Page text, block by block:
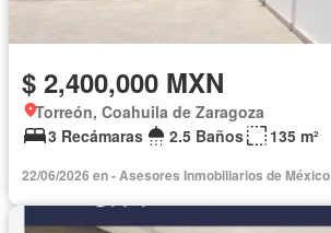
$ 2,400,000 MXN
Torreón, Coahuila de Zaragoza
3 Recámaras
2.5 Baños 135 m²
22/06/2026 en - Asesores Inmobiliarios de México